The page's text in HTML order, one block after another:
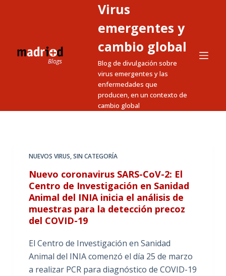
Virus
emergentes y
cambio global
Blog de divulgación sobre
virus emergentes y las
enfermedades que
producen, en un contexto de
cambio global
NUEVOS VIRUS,SIN CATEGORÍA
Nuevo coronavirus SARS-CoV-2: El
Centro de Investigación en Sanidad
Animal del INIA inicia el análisis de
muestras para la detección precoz
del COVID-19
El Centro de Investigación en Sanidad
Animal del INIA comenzó el día 25 de marzo
a realizar PCR para diagnóstico de COVID-19